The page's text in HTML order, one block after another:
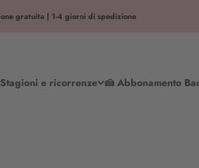
gratuita | 1-4 giorni di spedizione
e ricorrenze 🍰 Abbonamento